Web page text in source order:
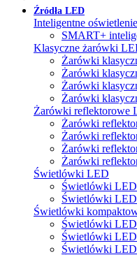
Źródła LED
Inteligentne oświetlenie
SMART+
Klasyczne żarówki
Żarówki
Żarówki
Żarówki
Żarówki
Żarówki reflektorowe
Żarówki
Żarówki
Żarówki
Żarówki
Świetlówki LED
Świetlówki
Świetlówki
Świetlówki
Świetlówki
Świetlówki
Świetlówki